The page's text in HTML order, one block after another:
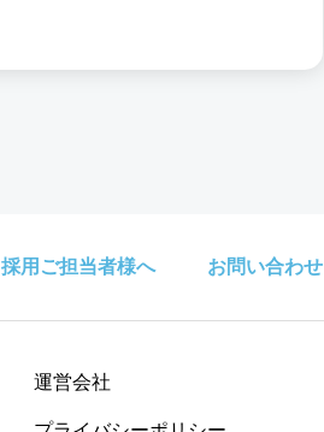
採用ご担当者様へ お問い合わせ
運営会社